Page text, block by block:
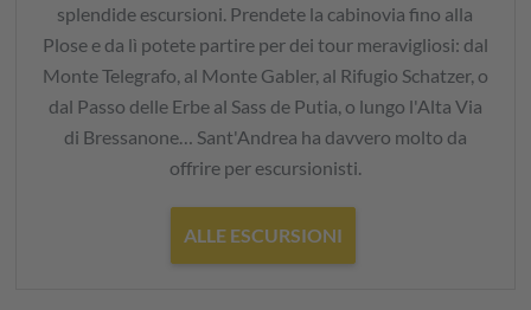
splendide escursioni. Prendete la cabinovia fino alla
Plose e da lì potete partire per dei tour meravigliosi: dal
Monte Telegrafo, al Monte Gabler, al Rifugio Schatzer, o
dal Passo delle Erbe al Sass de Putia, o lungo l'Alta Via
di Bressanone… Sant'Andrea ha davvero molto da
offrire per escursionisti.
ALLE ESCURSIONI